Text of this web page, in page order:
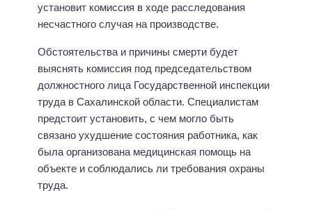
установит комиссия в ходе расследования
несчастного случая на производстве.
Обстоятельства и причины смерти будет
выяснять комиссия под председательством
должностного лица Государственной инспекции
труда в Сахалинской области. Специалистам
предстоит установить, с чем могло быть
связано ухудшение состояния работника, как
была организована медицинская помощь на
объекте и соблюдались ли требования охраны
труда.